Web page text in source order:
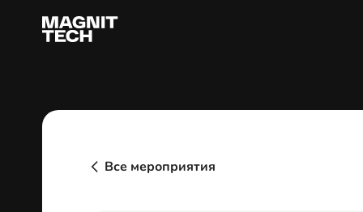
Все мероприятия